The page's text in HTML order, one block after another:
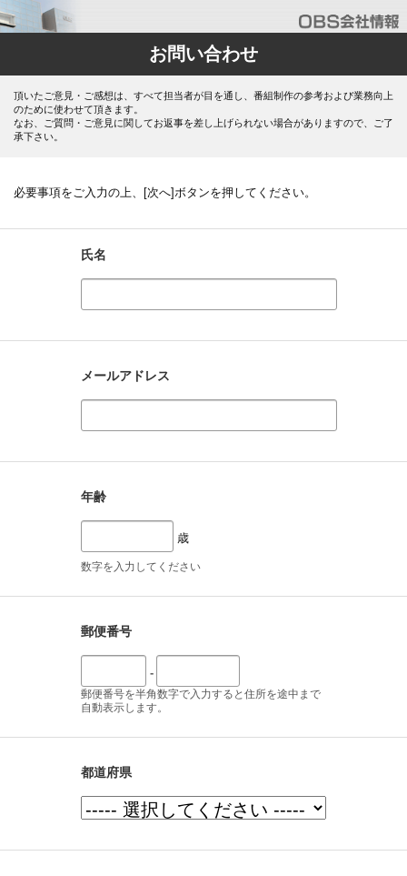
お問い合わせ
頂いたご意見・ご感想は、すべて担当者が目を通し、番組制作の参考および業務向上
のために使わせて頂きます。
なお、ご質問・ご意見に関してお返事を差し上げられない場合がありますので、ご了
承下さい。
必要事項をご入力の上、[次へ]ボタンを押してください。
氏名
メールアドレス
年齢
歳
数字を入力してください
郵便番号
-
郵便番号を半角数字で入力すると住所を途中まで
自動表示します。
都道府県